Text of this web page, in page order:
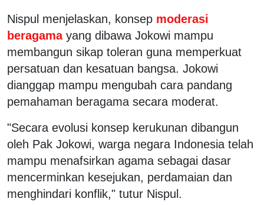
Nispul menjelaskan, konsep moderasi
beragama yang dibawa Jokowi mampu
membangun sikap toleran guna memperkuat
persatuan dan kesatuan bangsa. Jokowi
dianggap mampu mengubah cara pandang
pemahaman beragama secara moderat.
"Secara evolusi konsep kerukunan dibangun
oleh Pak Jokowi, warga negara Indonesia telah
mampu menafsirkan agama sebagai dasar
mencerminkan kesejukan, perdamaian dan
menghindari konflik," tutur Nispul.